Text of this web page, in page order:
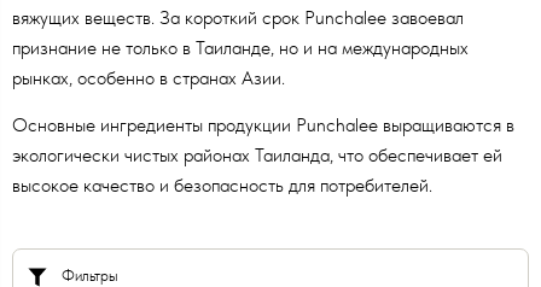
вяжущих веществ. За короткий срок Punchalee завоевал
признание не только в Таиланде, но и на международных
рынках, особенно в странах Азии.
Основные ингредиенты продукции Punchalee выращиваются в
экологически чистых районах Таиланда, что обеспечивает ей
высокое качество и безопасность для потребителей.
Фильтры